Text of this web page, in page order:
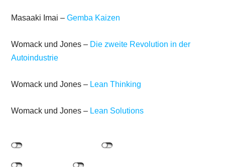
Masaaki Imai –Gemba Kaizen
Womack und Jones – Die zweite Revolution in der
Autoindustrie
Womack und Jones – Lean Thinking
Womack und Jones – Lean Solutions